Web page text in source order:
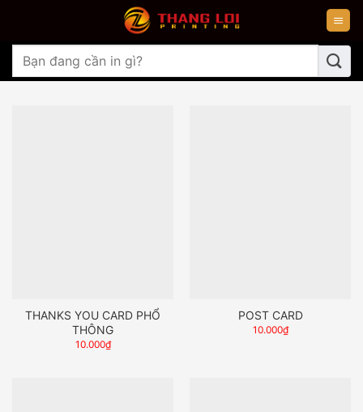
nội
dung
Tìm
kiếm:
THANKS YOU CARD PHỔ
THÔNG
10.000₫
POST CARD
10.000₫